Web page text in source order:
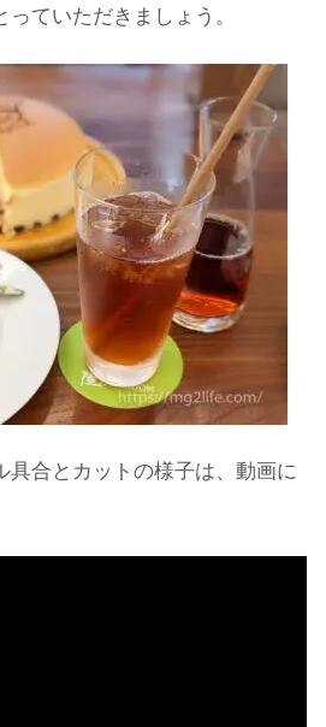
ていただきましょう。
合とカットの様子は、動画に